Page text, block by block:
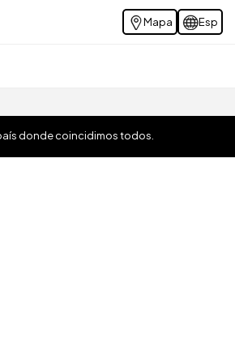
Mapa Esp
donde coincidimos todos.